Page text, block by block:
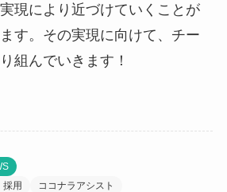
現により近づけていくことが
す。その実現に向けて、チー
組んでいきます！
採用 ココナラアシスト